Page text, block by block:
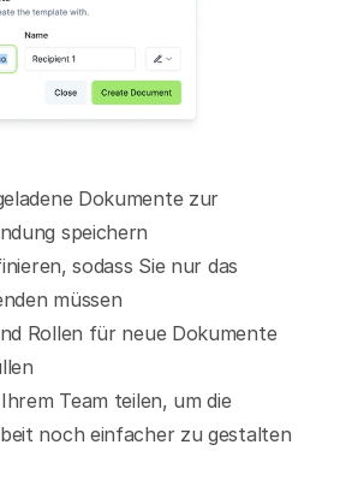
Dokumente zur
speichern
sodass Sie nur das
müssen
Rollen für neue Dokumente
Team teilen, um die
noch einfacher zu gestalten